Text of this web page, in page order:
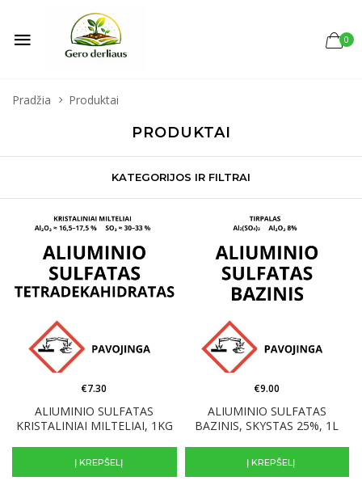
0
Pradžia Produktai
PRODUKTAI
KATEGORIJOS IR FILTRAI
ALIUMINIO SULFATAS
KRISTALINIAI MILTELIAI, 1KG
€7.30
Į KREPŠELĮ
ALIUMINIO SULFATAS
BAZINIS, SKYSTAS 25%, 1L
€9.00
Į KREPŠELĮ